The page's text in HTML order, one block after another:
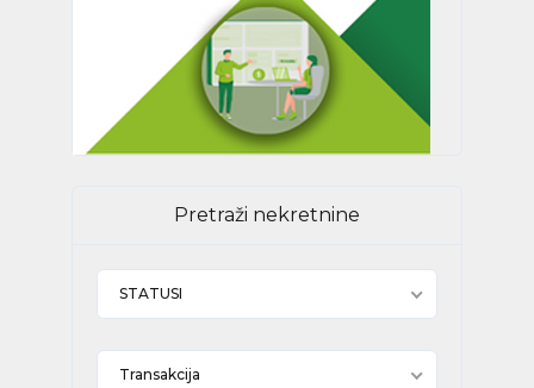
Pretraži nekretnine
STATUSI
Transakcija